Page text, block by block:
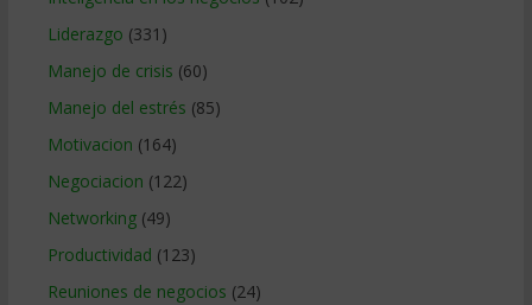
Liderazgo (331)
Manejo de crisis (60)
Manejo del estrés (85)
Motivacion (164)
Negociacion (122)
Networking(49)
Productividad (123)
Reuniones de negocios (24)